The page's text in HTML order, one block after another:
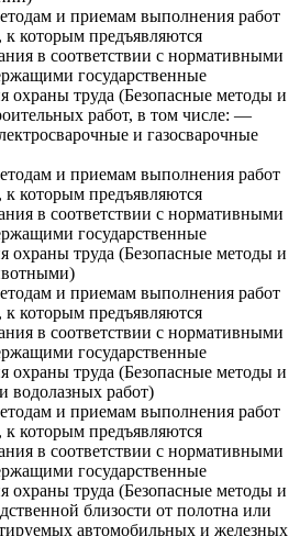
и приемам выполнения работ
которым предъявляются
в соответствии с нормативными
государственные
охраны труда (Безопасные методы и
работ, в том числе: —
и газосварочные
и приемам выполнения работ
которым предъявляются
в соответствии с нормативными
государственные
охраны труда (Безопасные методы и
и приемам выполнения работ
которым предъявляются
в соответствии с нормативными
государственные
охраны труда (Безопасные методы и
работ)
и приемам выполнения работ
которым предъявляются
в соответствии с нормативными
государственные
охраны труда (Безопасные методы и
близости от полотна или
автомобильных и железных